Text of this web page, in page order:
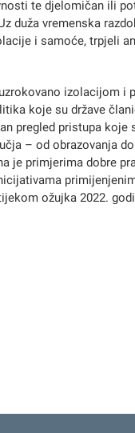
te djelomičan ili
duža vremenska
i samoće, trpjeli
izolacijom i
koje su države
pregled pristupa koje
– od obrazovanja
je primjerima dobre
ožujka 2022.